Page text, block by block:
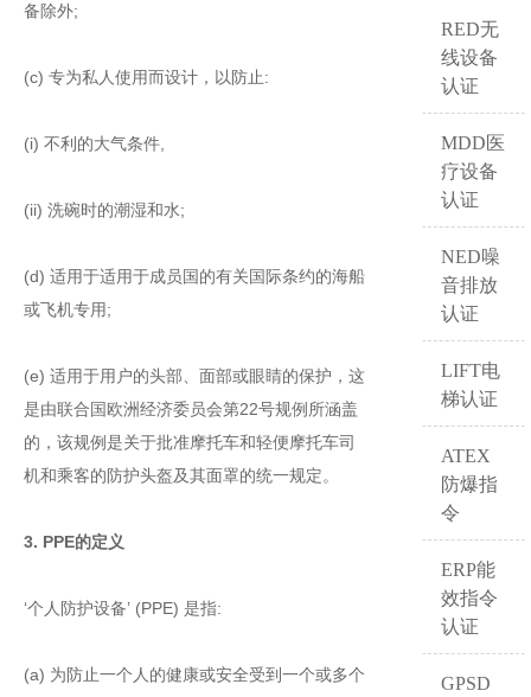
备除外;
(c) 专为私人使用而设计，以防止:
(i) 不利的大气条件,
(ii) 洗碗时的潮湿和水;
(d) 适用于适用于成员国的有关国际条约的海船
或飞机专用;
(e) 适用于用户的头部、面部或眼睛的保护，这
是由联合国欧洲经济委员会第22号规例所涵盖
的，该规例是关于批准摩托车和轻便摩托车司
机和乘客的防护头盔及其面罩的统一规定。
3. PPE的定义
‘个人防护设备’ (PPE) 是指:
(a) 为防止一个人的健康或安全受到一个或多个
RED无
线设备
认证
MDD医
疗设备
认证
NED噪
音排放
认证
LIFT电
梯认证
ATEX
防爆指
令
ERP能
效指令
认证
GPSD